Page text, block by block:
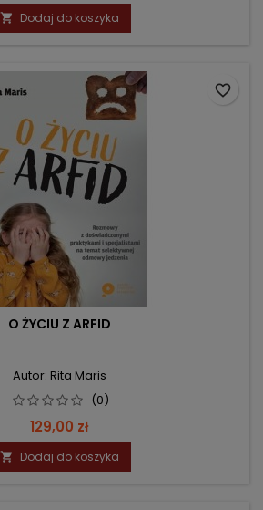
podstawowa
 Dodaj do koszyka
O ŻYCIU Z ARFID
Autor: Rita Maris
(0)
Cena
129,00 zł
 Dodaj do koszyka
favorite_border